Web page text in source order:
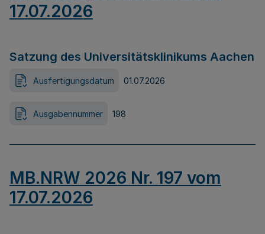
17.07.2026
Satzung des Universitätsklinikums Aachen
Ausfertigungsdatum 01.07.2026
Ausgabennummer 198
MB.NRW 2026 Nr. 197 vom
17.07.2026